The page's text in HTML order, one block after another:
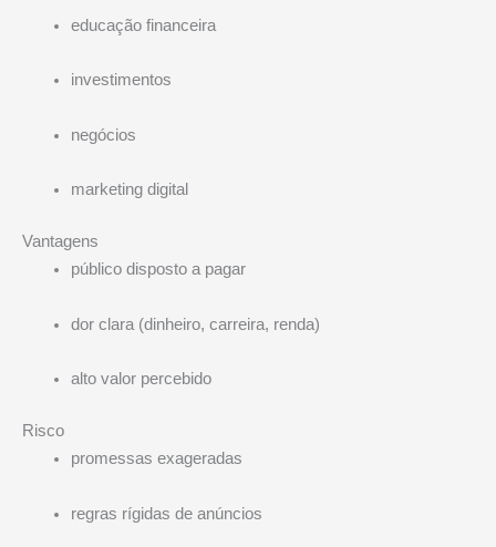
educação financeira
investimentos
negócios
marketing digital
Vantagens
público disposto a pagar
dor clara (dinheiro, carreira, renda)
alto valor percebido
Risco
promessas exageradas
regras rígidas de anúncios